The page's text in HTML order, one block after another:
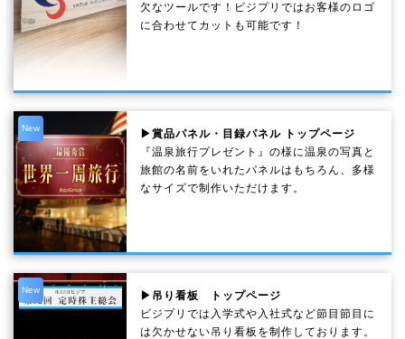
欠なツールです！ビジプリではお客様のロゴ
に合わせてカットも可能です！
New
▶賞品パネル・目録パネル トップページ
『温泉旅行プレゼント』の様に温泉の写真と
旅館の名前をいれたパネルはもちろん、多様
なサイズで制作いただけます。
New
▶吊り看板 トップページ
ビジプリでは入学式や入社式など節目節目に
は欠かせない吊り看板を制作しております。